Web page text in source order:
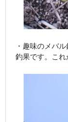
・趣味のメバ
釣果です。これ